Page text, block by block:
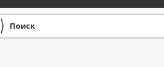
〉 Поиск